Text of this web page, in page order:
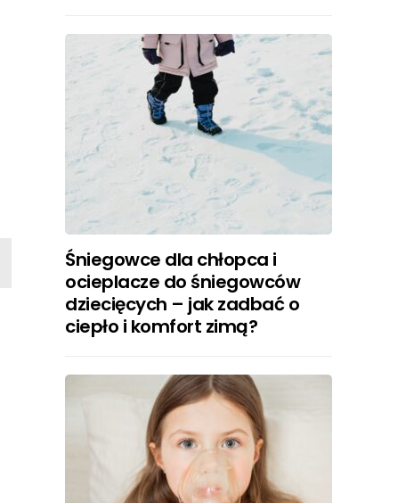
Śniegowce dla chłopca i
ocieplacze do śniegowców
dziecięcych – jak zadbać o
ciepło i komfort zimą?